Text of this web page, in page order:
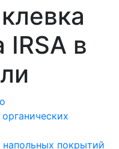
IRSA в
покрытий